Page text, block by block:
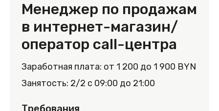
Менеджер по продажам
в интернет-магазин/
оператор call-центра
Заработная плата: от 1 200 до 1 900 BYN
Занятость: 2/2 с 09:00 до 21:00
Требования